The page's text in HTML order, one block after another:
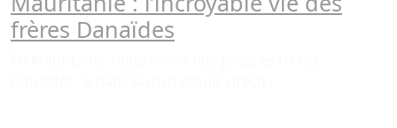
frères Danaïdes